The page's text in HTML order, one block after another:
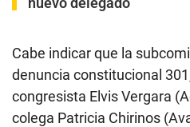
Cabe indicar que la
denuncia constitucional
congresista Elvis Vergara
colega Patricia Chirinos